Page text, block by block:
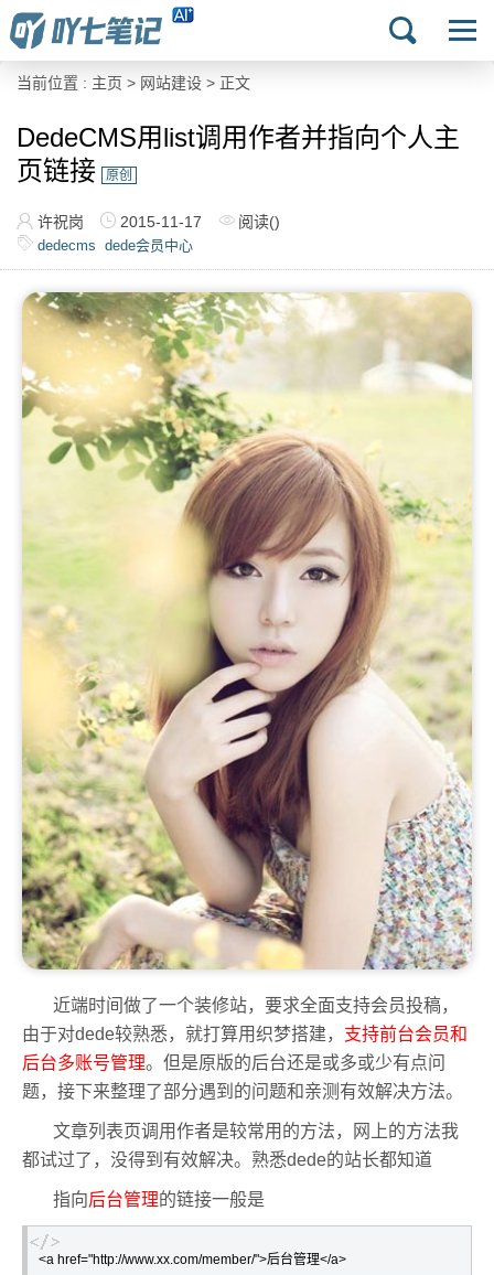
当前位置 : 主页 > 网站建设 > 正文
DedeCMS用list调用作者并指向个人主
页链接
原创
许祝岗 2015-11-17 阅读()
dedecms dede会员中心
近端时间做了一个装修站，要求全面支持会员投稿，
由于对dede较熟悉，就打算用织梦搭建， 支持前台会员和
后台多账号管理。但是原版的后台还是或多或少有点问
题，接下来整理了部分遇到的问题和亲测有效解决方法。
文章列表页调用作者是较常用的方法，网上的方法我
都试过了，没得到有效解决。熟悉dede的站长都知道
指向后台管理的链接一般是
<a href="http://www.xx.com/member/">后台管理</a>